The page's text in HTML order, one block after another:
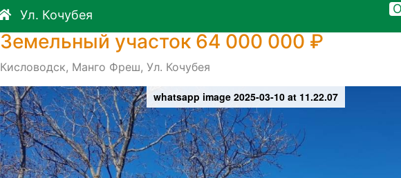
Ул. Кочубея
Земельный участок 64 000 000 ₽
Кисловодск, Манго Фреш, Ул. Кочубея
whatsapp image 2025-03-10 at 11.22.07